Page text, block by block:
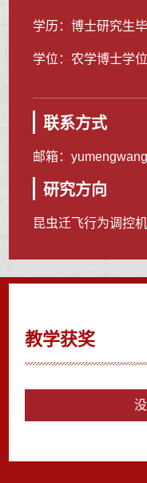
学历：博士研究生
学位：农学博士学位
联系方式
邮箱：
研究方向
昆虫迁飞行为调控
教学获奖